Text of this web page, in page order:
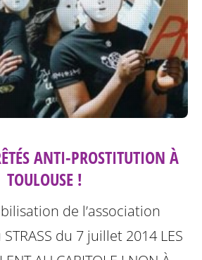
ANTI-PROSTITUTION À
TOULOUSE !
de l’association
du 7 juillet 2014 LES